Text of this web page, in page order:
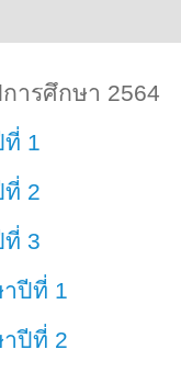
ารศึกษา 2564
1
2
3
ปีที่ 1
ปีที่ 2